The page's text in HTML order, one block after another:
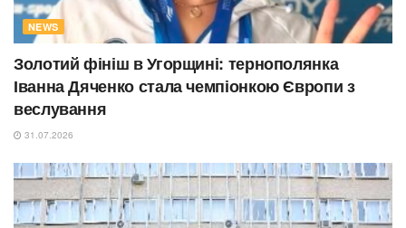
NEWS
Золотий фініш в Угорщині: тернополянка
Іванна Дяченко стала чемпіонкою Європи з
веслування
31.07.2026